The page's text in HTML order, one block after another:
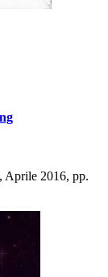
Aprile 2016, pp.